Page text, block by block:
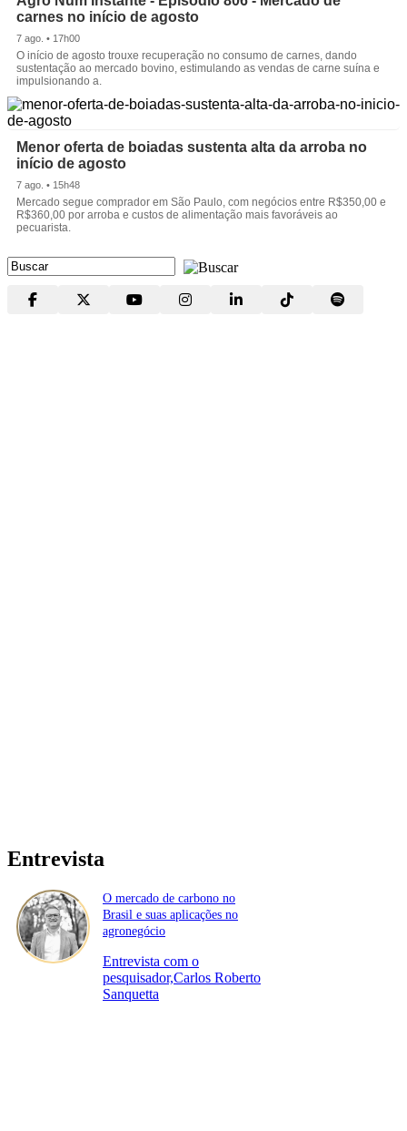
carnes no início de agosto
7 ago. • 17h00
O início de agosto trouxe recuperação no consumo de carnes, dando
sustentação ao mercado bovino, estimulando as vendas de carne suína e
impulsionando a.
Menor oferta de boiadas sustenta alta da arroba no
início de agosto
7 ago. • 15h48
Mercado segue comprador em São Paulo, com negócios entre R$350,00 e
R$360,00 por arroba e custos de alimentação mais favoráveis ao
pecuarista.
Entrevista
O mercado de carbono no
Brasil e suas aplicações no
agronegócio
Entrevista com o
pesquisador,Carlos Roberto
Sanquetta